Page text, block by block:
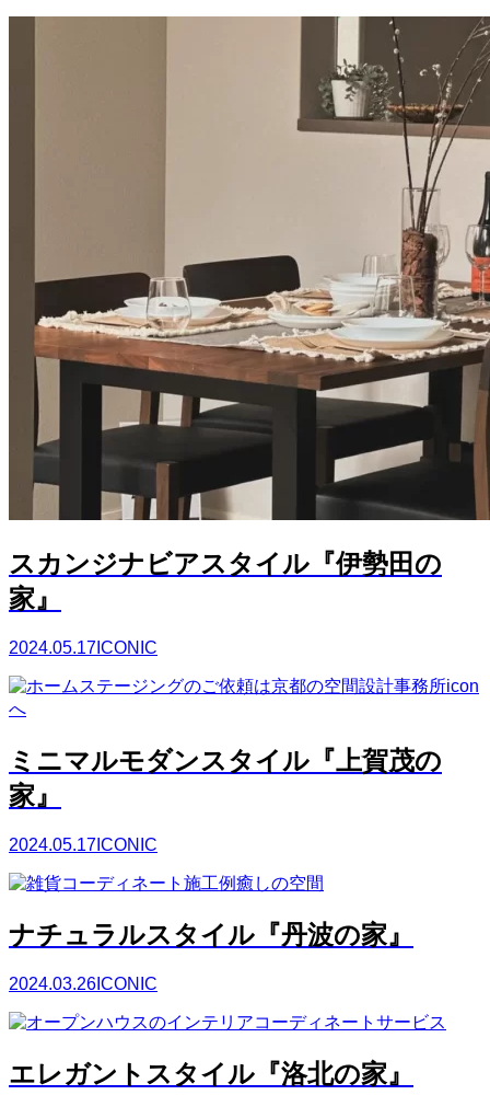
スカンジナビアスタイル『伊勢田の
家』
2024.05.17 ICONIC
ミニマルモダンスタイル『上賀茂の
家』
2024.05.17 ICONIC
ナチュラルスタイル『丹波の家』
2024.03.26 ICONIC
エレガントスタイル『洛北の家』